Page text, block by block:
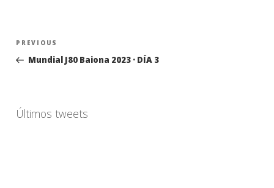
Navegación
entradas
Previous
Post
PREVIOUS
Mundial J80 Baiona 2023 · DÍA 3
Últimos tweets